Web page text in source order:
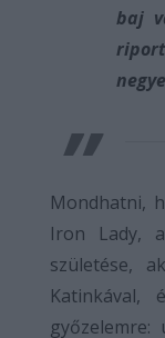
baj
Mondhatni,
Iron Lady,
születése,